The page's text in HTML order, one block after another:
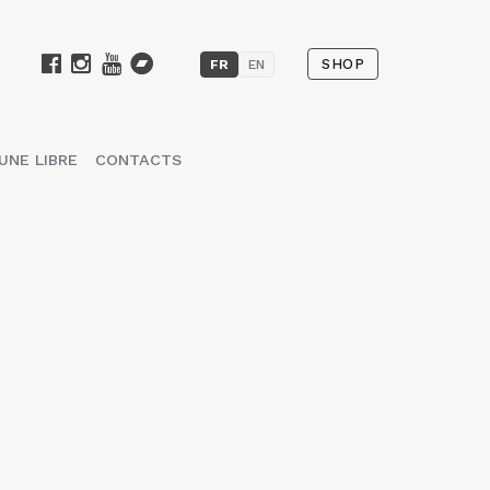
FR EN SHOP
LIBRE CONTACTS